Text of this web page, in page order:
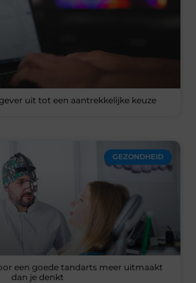
uit tot een aantrekkelijke keuze
GEZONDHEID
een goede tandarts meer uitmaakt
dan je denkt